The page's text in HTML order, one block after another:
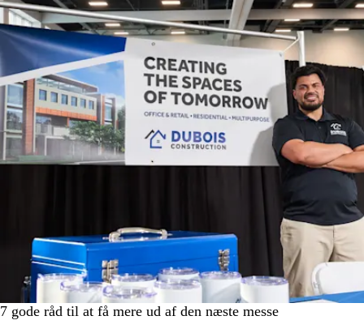
7 gode råd til at få mere ud af den næste messe